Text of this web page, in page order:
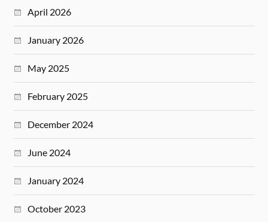
April 2026
January 2026
May 2025
February 2025
December 2024
June 2024
January 2024
October 2023